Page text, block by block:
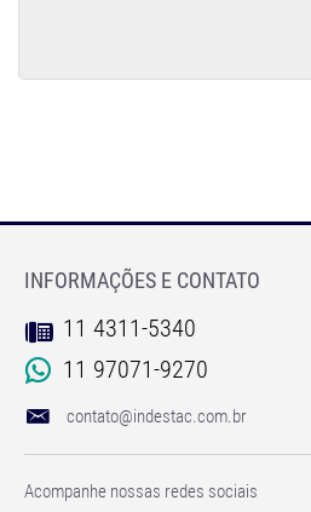
INFORMAÇÕES E CONTATO
11 4311-5340
11 97071-9270
contato@indestac.com.br
Acompanhe nossas redes sociais